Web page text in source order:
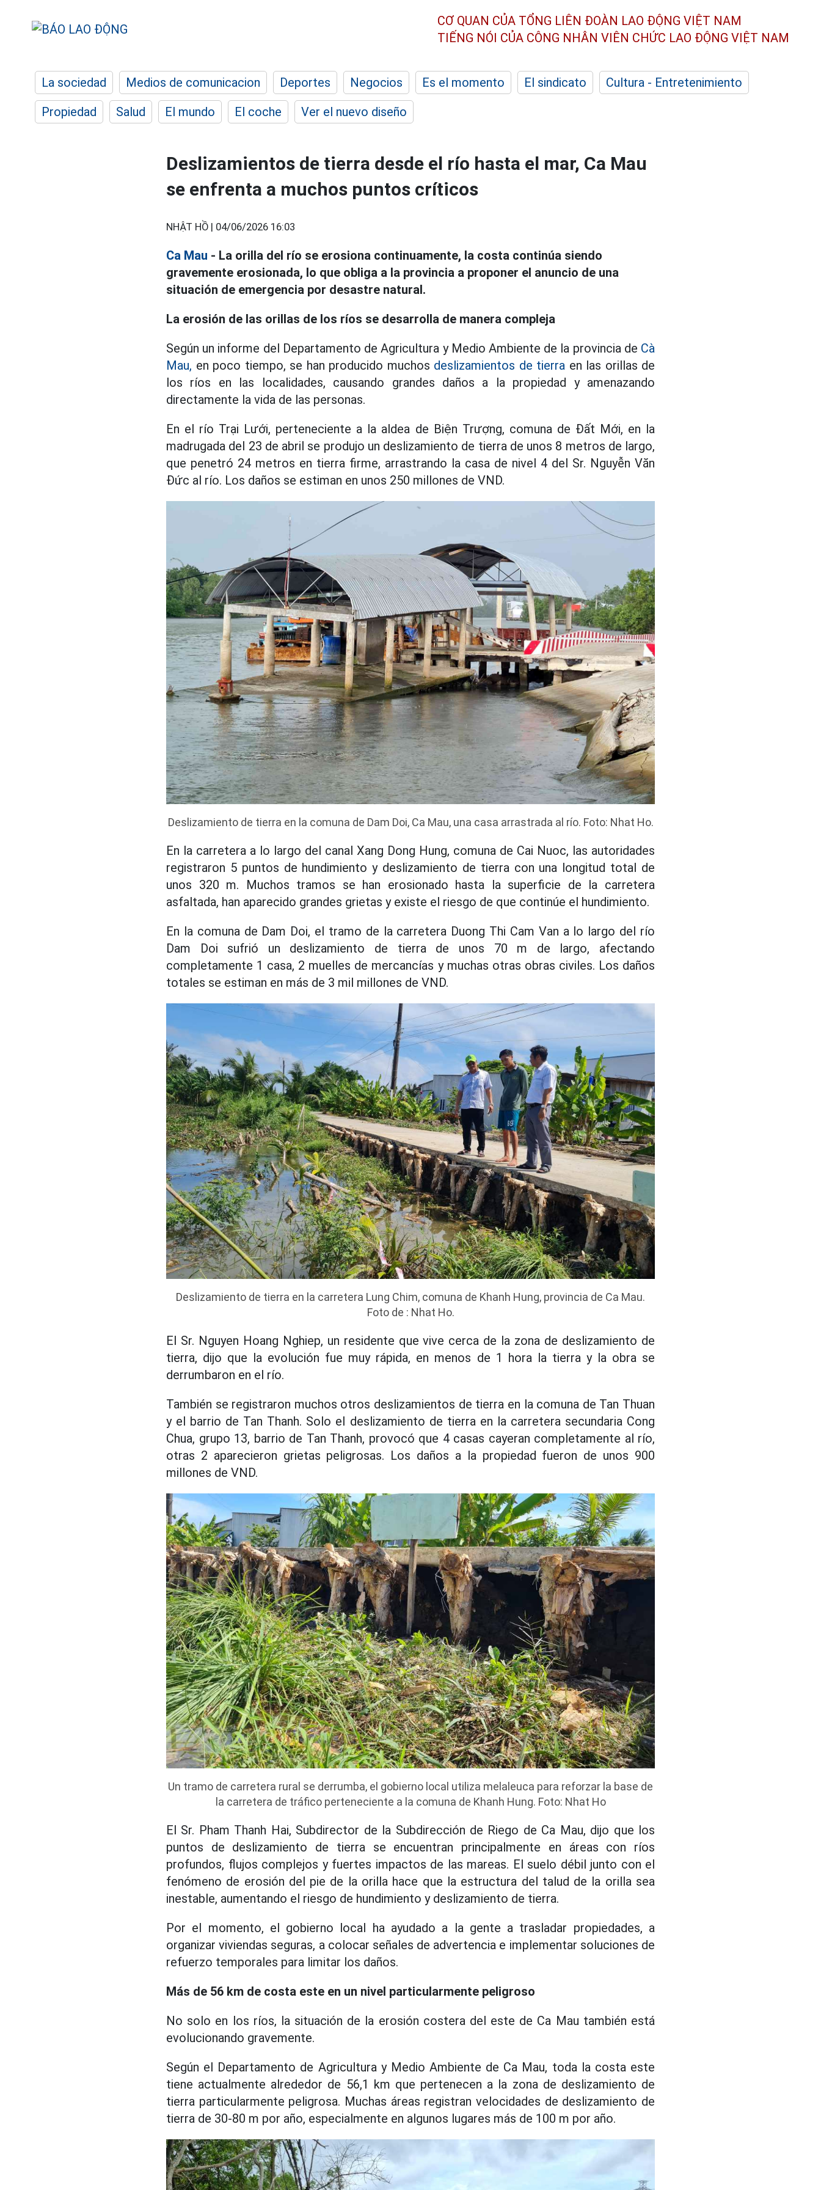
CƠ QUAN CỦA TỔNG LIÊN ĐOÀN LAO ĐỘNG VIỆT NAM
TIẾNG NÓI CỦA CÔNG NHÂN VIÊN CHỨC LAO ĐỘNG VIỆT NAM
La sociedad Medios de comunicacion Deportes Negocios Es el momento El sindicato
Cultura - Entretenimiento
Propiedad
Salud El mundo El coche Ver el nuevo diseño
Deslizamientos de tierra desde el río hasta el mar, Ca Mau
se enfrenta a muchos puntos críticos
NHẬT HỒ | 04/06/2026 16:03
Ca Mau - La orilla del río se erosiona continuamente, la costa continúa siendo
gravemente erosionada, lo que obliga a la provincia a proponer el anuncio de una
situación de emergencia por desastre natural.
La erosión de las orillas de los ríos se desarrolla de manera compleja
Según un informe del Departamento de Agricultura y Medio Ambiente de la provincia de Cà
Mau, en poco tiempo, se han producido muchos deslizamientos de tierra en las orillas de
los ríos en las localidades, causando grandes daños a la propiedad y amenazando
directamente la vida de las personas.
En el río Trại Lưới, perteneciente a la aldea de Biện Trượng, comuna de Đất Mới, en la
madrugada del 23 de abril se produjo un deslizamiento de tierra de unos 8 metros de largo,
que penetró 24 metros en tierra firme, arrastrando la casa de nivel 4 del Sr. Nguyễn Văn
Đức al río. Los daños se estiman en unos 250 millones de VND.
Deslizamiento de tierra en la comuna de Dam Doi, Ca Mau, una casa arrastrada al río. Foto: Nhat Ho.
En la carretera a lo largo del canal Xang Dong Hung, comuna de Cai Nuoc, las autoridades
registraron 5 puntos de hundimiento y deslizamiento de tierra con una longitud total de
unos 320 m. Muchos tramos se han erosionado hasta la superficie de la carretera
asfaltada, han aparecido grandes grietas y existe el riesgo de que continúe el hundimiento.
En la comuna de Dam Doi, el tramo de la carretera Duong Thi Cam Van a lo largo del río
Dam Doi sufrió un deslizamiento de tierra de unos 70 m de largo, afectando
completamente 1 casa, 2 muelles de mercancías y muchas otras obras civiles. Los daños
totales se estiman en más de 3 mil millones de VND.
Deslizamiento de tierra en la carretera Lung Chim, comuna de Khanh Hung, provincia de Ca Mau.
Foto de : Nhat Ho.
El Sr. Nguyen Hoang Nghiep, un residente que vive cerca de la zona de deslizamiento de
tierra, dijo que la evolución fue muy rápida, en menos de 1 hora la tierra y la obra se
derrumbaron en el río.
También se registraron muchos otros deslizamientos de tierra en la comuna de Tan Thuan
y el barrio de Tan Thanh. Solo el deslizamiento de tierra en la carretera secundaria Cong
Chua, grupo 13, barrio de Tan Thanh, provocó que 4 casas cayeran completamente al río,
otras 2 aparecieron grietas peligrosas. Los daños a la propiedad fueron de unos 900
millones de VND.
Un tramo de carretera rural se derrumba, el gobierno local utiliza melaleuca para reforzar la base de
la carretera de tráfico perteneciente a la comuna de Khanh Hung. Foto: Nhat Ho
El Sr. Pham Thanh Hai, Subdirector de la Subdirección de Riego de Ca Mau, dijo que los
puntos de deslizamiento de tierra se encuentran principalmente en áreas con ríos
profundos, flujos complejos y fuertes impactos de las mareas. El suelo débil junto con el
fenómeno de erosión del pie de la orilla hace que la estructura del talud de la orilla sea
inestable, aumentando el riesgo de hundimiento y deslizamiento de tierra.
Por el momento, el gobierno local ha ayudado a la gente a trasladar propiedades, a
organizar viviendas seguras, a colocar señales de advertencia e implementar soluciones de
refuerzo temporales para limitar los daños.
Más de 56 km de costa este en un nivel particularmente peligroso
No solo en los ríos, la situación de la erosión costera del este de Ca Mau también está
evolucionando gravemente.
Según el Departamento de Agricultura y Medio Ambiente de Ca Mau, toda la costa este
tiene actualmente alrededor de 56,1 km que pertenecen a la zona de deslizamiento de
tierra particularmente peligrosa. Muchas áreas registran velocidades de deslizamiento de
tierra de 30-80 m por año, especialmente en algunos lugares más de 100 m por año.